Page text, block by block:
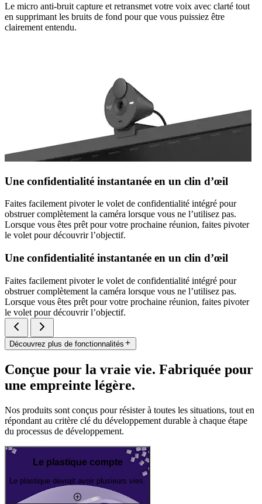
Le micro anti-bruit capture et retransmet votre voix avec clarté tout
en supprimant les bruits de fond pour que vous puissiez être
clairement entendu.
Une confidentialité instantanée en un clin d’œil
Faites facilement pivoter le volet de confidentialité intégré pour
obstruer complètement la caméra lorsque vous ne l’utilisez pas.
Lorsque vous êtes prêt pour votre prochaine réunion, faites pivoter
le volet pour découvrir l’objectif.
Une confidentialité instantanée en un clin d’œil
Faites facilement pivoter le volet de confidentialité intégré pour
obstruer complètement la caméra lorsque vous ne l’utilisez pas.
Lorsque vous êtes prêt pour votre prochaine réunion, faites pivoter
le volet pour découvrir l’objectif.
Découvrez plus de fonctionnalités
Conçue pour la vraie vie. Fabriquée pour
une empreinte légère.
Nos produits sont conçus pour résister à toutes les situations, tout en
répondant au critère clé du développement durable à chaque étape
du processus de développement.
Le plastique compte
Le plastique devrait avoir plusieurs vies.